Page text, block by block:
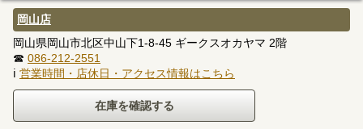
岡山店
岡山県岡山市北区中山下1-8-45 ギークスオカヤマ 2階
☎ 086-212-2551
ℹ 営業時間・店休日・アクセス情報はこちら